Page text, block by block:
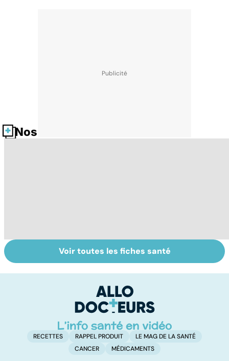
Nos fiches santé
La tuberculose
pulmonaire
Le magnésium,
un oligo-élément
Voir toutes les fiches santé
RECETTES RAPPEL PRODUIT
LE MAG DE LA SANTÉ
CANCER
MÉDICAMENTS